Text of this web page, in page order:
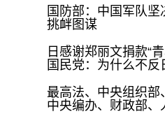
国防部：中国军队
挑衅图谋
日感谢郑丽文捐款“
国民党：为什么不反
最高法、中央组织部
中央编办、财政部、